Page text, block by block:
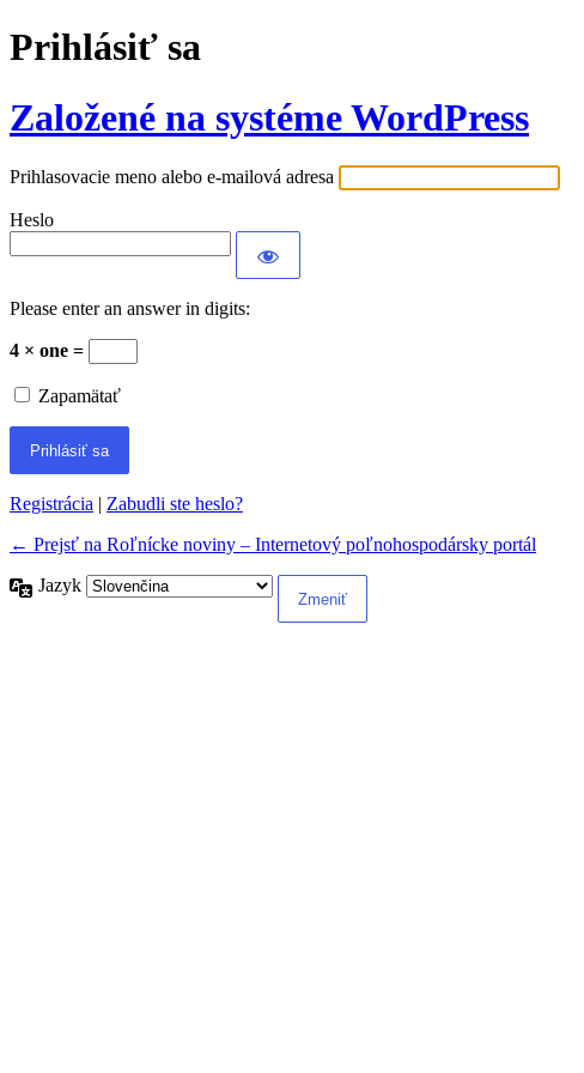
Prihlásiť sa
Založené na systéme WordPress
Prihlasovacie meno alebo e-mailová adresa
Heslo
Please enter an answer in digits:
4 × one =
Zapamätať
Registrácia | Zabudli ste heslo?
← Prejsť na Roľnícke noviny – Internetový poľnohospodársky portál
Jazyk